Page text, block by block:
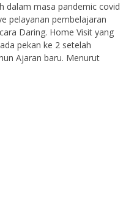
dalam masa pandemic covid
pelayanan pembelajaran
Daring. Home Visit yang
pekan ke 2 setelah
Ajaran baru. Menurut